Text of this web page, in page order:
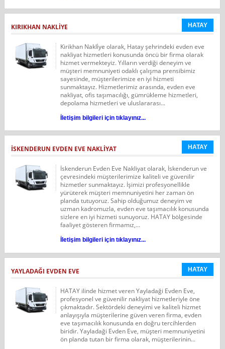
KIRIKHAN NAKLİYE HATAY
Kirikhan Nakli̇ye olarak, Hatay şehrindeki evden eve
nakliyat hizmetleri konusunda öncü bir firma olarak
hizmet vermekteyiz. Yılların verdiği deneyim ve
müşteri memnuniyeti odaklı çalışma prensibimiz
sayesinde, müşterilerimize en iyi hizmeti
sunmaktayız. Hizmetlerimiz arasında, evden eve
nakliyat, ofis taşımacılığı, gümrükleme hizmetleri,
depolama hizmetleri ve uluslararası...
İletişim bilgileri için tıklayınız...
İSKENDERUN EVDEN EVE NAKLİYAT HATAY
İskenderun Evden Eve Nakliyat olarak, İskenderun ve
çevresindeki müşterilerimize kaliteli ve güvenilir
hizmetler sunmaktayız. İşimizi profesyonellikle
yürüterek müşteri memnuniyetini her zaman ön
planda tutuyoruz. Sahip olduğumuz deneyim ve
uzman kadromuzla, evden eve taşımacılık konusunda
sizlere en iyi hizmeti sunuyoruz. HATAY bölgesinde
faaliyet gösteren firmamız,...
İletişim bilgileri için tıklayınız...
YAYLADAĞI EVDEN EVE HATAY
HATAY ilinde hizmet veren Yayladaği Evden Eve,
profesyonel ve güvenilir nakliyat hizmetleriyle öne
çıkmaktadır. Sektördeki deneyimi ve kaliteli hizmet
anlayışıyla müşterilerine güven veren firma, evden
eve taşımacılık konusunda en doğru tercihlerden
biridir. Yayladaği Evden Eve, müşteri memnuniyetini
ön planda tutan bir firma olarak, müşterilerinin...